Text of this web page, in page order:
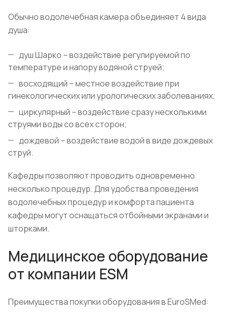
Обычно водолечебная камера объединяет 4 вида
душа:
душ Шарко – воздействие регулируемой по
температуре и напору водяной струей;
восходящий – местное воздействие при
гинекологических или урологических заболеваниях;
циркулярный – воздействие сразу несколькими
струями воды со всех сторон;
дождевой – воздействие водой в виде дождевых
струй.
Кафедры позволяют проводить одновременно
несколько процедур. Для удобства проведения
водолечебных процедур и комфорта пациента
кафедры могут оснащаться отбойными экранами и
шторками.
Медицинское оборудование
от компании ESM
Преимущества покупки оборудования в EuroSMed: